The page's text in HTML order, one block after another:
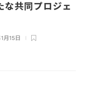
な共同プロジェ
月15日